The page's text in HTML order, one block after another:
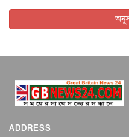
আন্তর্জাতিক
ADDRESS